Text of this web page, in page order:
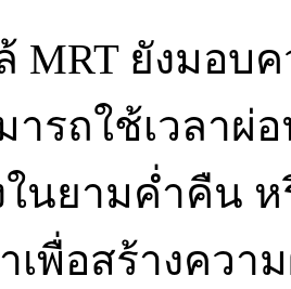
MRT ยังมอบ
รถใช้เวลาผ่
ในยามค่ำคืน
เพื่อสร้างคว